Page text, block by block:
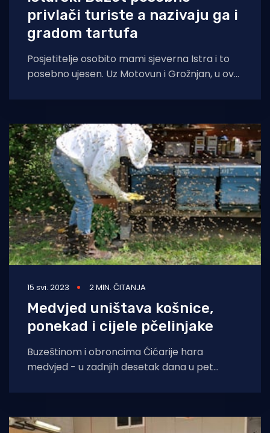
privlači turiste a nazivaju ga i
gradom tartufa
Posjetitelje osobito mami sjeverna Istra i to
posebno ujesen. Uz Motovun i Grožnjan, u ovo
15 svi. 2023 2 MIN. ČITANJA
Medvjed uništava košnice,
ponekad i cijele pčelinjake
Buzeštinom i obroncima Ćićarije hara
medvjed - u zadnjih desetak dana u pet
različita